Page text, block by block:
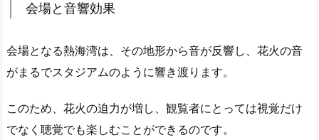
会場と音響効果
会場となる熱海湾は、その地形から音が反響し、花火の音
がまるでスタジアムのように響き渡ります。
このため、花火の迫力が増し、観覧者にとっては視覚だけ
でなく聴覚でも楽しむことができるのです。